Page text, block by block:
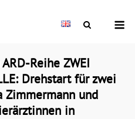
Reihe ZWEI
Drehstart für zwei
und
in